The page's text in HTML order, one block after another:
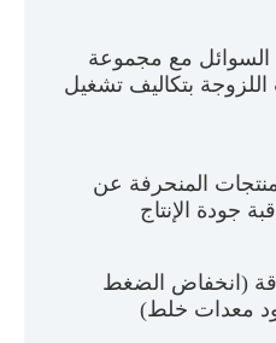
السوائل مع مجموعة
بتكاليف تشغيل
المنحرفة عن
جودة الإنتاج
(انخفاض الضغط
معدات خلط)